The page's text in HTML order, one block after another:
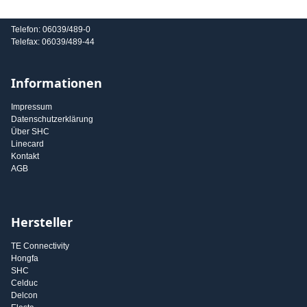
Telefon: 06039/489-0
Telefax: 06039/489-44
Informationen
Impressum
Datenschutzerklärung
Über SHC
Linecard
Kontakt
AGB
Hersteller
TE Connectivity
Hongfa
SHC
Celduc
Delcon